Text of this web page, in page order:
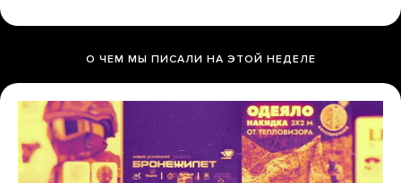
О ЧЕМ МЫ ПИСАЛИ НА ЭТОЙ НЕДЕЛЕ